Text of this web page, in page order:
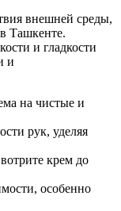
внешней среды,
Ташкенте.
и гладкости
и
на чистые и
рук, уделяя
крем до
особенно